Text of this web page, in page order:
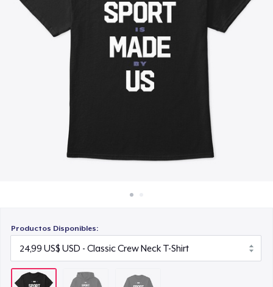
Venda en todas partes
Venda lo que sea
Productos Disponibles: